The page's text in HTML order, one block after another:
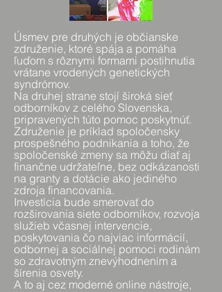
Úsmev pre druhých je občianske
združenie, ktoré spája a pomáha
ľuďom s rôznymi formami postihnutia
vrátane vrodených genetických
syndrómov.
Na druhej strane stojí široká sieť
odborníkov z celého Slovenska,
pripravených túto pomoc poskytnúť.
Združenie je príklad spoločensky
prospešného podnikania a toho, že
spoločenské zmeny sa môžu diať aj
finančne udržateľne, bez odkázanosti
na granty a dotácie ako jediného
zdroja financovania.
Investícia bude smerovať do
rozširovania siete odborníkov, rozvoja
služieb včasnej intervencie,
poskytovania čo najviac informácií,
odbornej a sociálnej pomoci rodinám
so zdravotným znevýhodnením a
šírenia osvety.
A to aj cez moderné online nástroje,